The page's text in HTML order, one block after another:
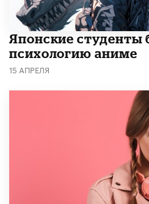
Японские студенты
психологию аниме
15 АПРЕЛЯ